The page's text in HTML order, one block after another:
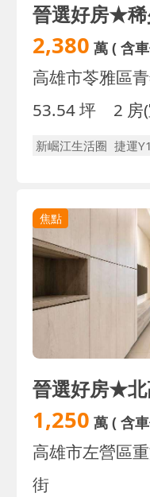
2,380 萬( 含
高雄市苓雅區
53.54 坪 2 房
新崛江生活圈 捷運
焦點
1,250 萬( 含
高雄市左營區
街